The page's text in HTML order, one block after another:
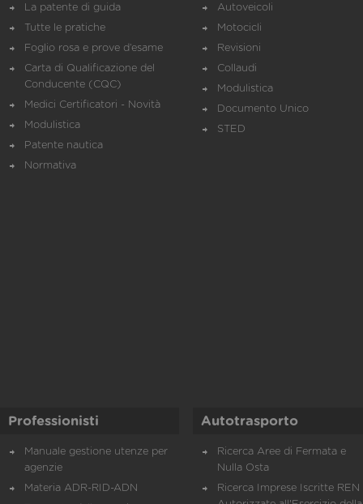
La patente di guida
Tutte le pratiche
Foglio rosa e prove d’esame
Carta di Qualificazione del
Conducente (CQC)
Medici Certificatori - Novità
Modulistica
Patente nautica
Normativa
Autoveicoli
Motocicli
Revisioni
Collaudi
Modulistica
Documento Unico
STED
Professionisti
Manuale gestione utenze per
agenzie
Materia ADR-RID-ADN
Autotrasporto
Ricerca Aree di Fermata e
Nulla Osta
Ricerca Imprese Iscritte REN